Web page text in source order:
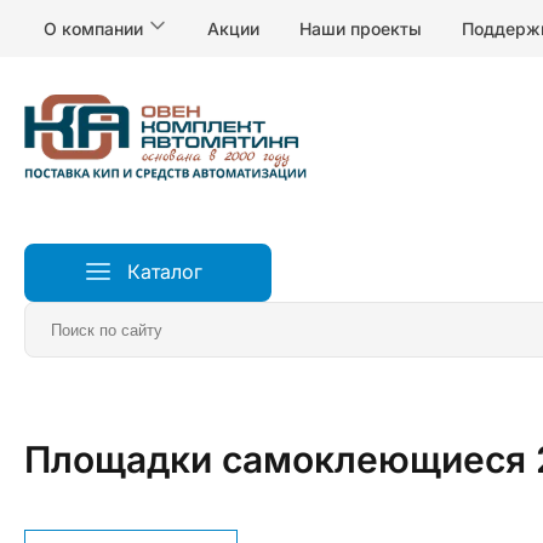
О компании Акции Наши проекты
Каталог
Главная Реле, электропитание и коммутация
Площадки самоклеющиеся